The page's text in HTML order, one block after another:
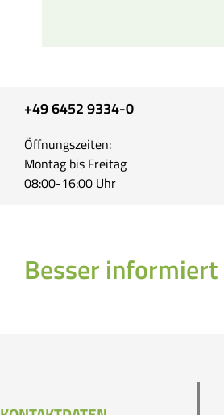
+49 6452 9334-0
Öffnungszeiten:
Montag bis Freitag
08:00-16:00 Uhr
Besser informiert